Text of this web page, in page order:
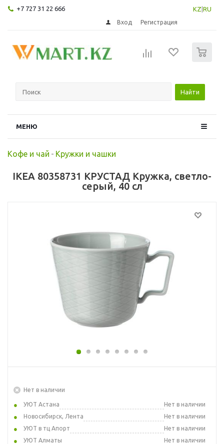
+7 727 31 22 666 KZ RU
Вход Регистрация
Найти
МЕНЮ
Кофе и чай - Кружки и чашки
IKEA 80358731 КРУСТАД Кружка, светло-
серый, 40 сл
Нет в наличии
УЮТ Астана
Нет в наличии
Новосибирск, Лента
Нет в наличии
УЮТ в тц Апорт
Нет в наличии
УЮТ Алматы
Нет в наличии